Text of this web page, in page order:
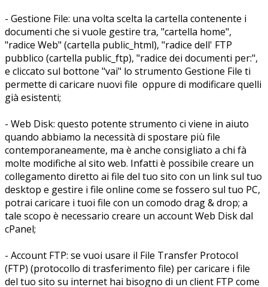
- Gestione File: una volta scelta la cartella contenente i
documenti che si vuole gestire tra, "cartella home",
"radice Web" (cartella public_html), "radice dell' FTP
pubblico (cartella public_ftp), "radice dei documenti per:",
e cliccato sul bottone "vai" lo strumento Gestione File ti
permette di caricare nuovi file oppure di modificare quelli
già esistenti;
- Web Disk: questo potente strumento ci viene in aiuto
quando abbiamo la necessità di spostare più file
contemporaneamente, ma è anche consigliato a chi fà
molte modifiche al sito web. Infatti è possibile creare un
collegamento diretto ai file del tuo sito con un link sul tuo
desktop e gestire i file online come se fossero sul tuo PC,
potrai caricare i tuoi file con un comodo drag & drop; a
tale scopo è necessario creare un account Web Disk dal
cPanel;
- Account FTP: se vuoi usare il File Transfer Protocol
(FTP) (protocollo di trasferimento file) per caricare i file
del tuo sito su internet hai bisogno di un client FTP come